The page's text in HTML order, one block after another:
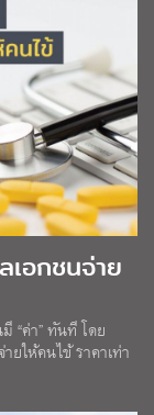
เอกชนจ่าย
“ค่า” ทันที โดย
ยให้คนไข้ ราคาเท่า